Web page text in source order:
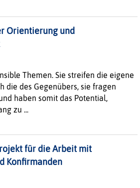
Orientierung und
Themen. Sie streifen die eigene
die des Gegenübers, sie fragen
haben somit das Potential,
zu ...
für die Arbeit mit
Konfirmanden